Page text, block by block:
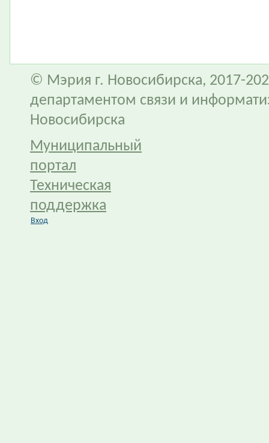
© Мэрия г. Новосибирска, 2017-
департаментом связи и
Новосибирска
Муниципальный
портал
Техническая
поддержка
Вход